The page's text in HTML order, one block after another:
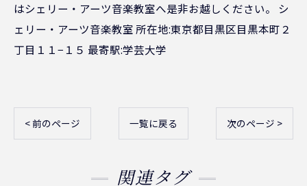
はシェリー・アーツ音楽教室へ是非お越しください。 シ
ェリー・アーツ音楽教室 所在地:東京都目黒区目黒本町２
丁目１１−１５ 最寄駅:学芸大学
< 前のページ 一覧に戻る 次のページ >
関連タグ